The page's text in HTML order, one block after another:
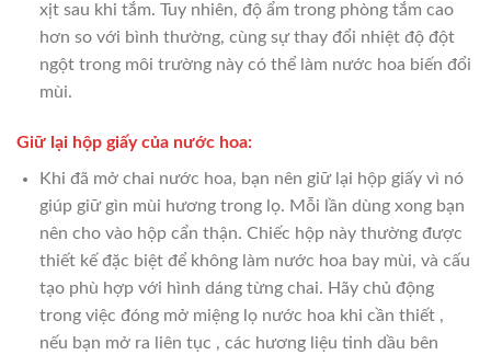
xịt sau khi tắm. Tuy nhiên, độ ẩm trong phòng tắm cao
hơn so với bình thường, cùng sự thay đổi nhiệt độ đột
ngột trong môi trường này có thể làm nước hoa biến đổi
mùi.
Giữ lại hộp giấy của nước hoa:
Khi đã mở chai nước hoa, bạn nên giữ lại hộp giấy vì nó
giúp giữ gìn mùi hương trong lọ. Mỗi lần dùng xong bạn
nên cho vào hộp cẩn thận. Chiếc hộp này thường được
thiết kế đặc biệt để không làm nước hoa bay mùi, và cấu
tạo phù hợp với hình dáng từng chai. Hãy chủ động
trong việc đóng mở miệng lọ nước hoa khi cần thiết ,
nếu bạn mở ra liên tục , các hương liệu tinh dầu bên